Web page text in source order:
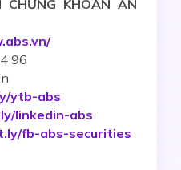
KHOÁN AN
96
ytb-abs
linkedin-abs
fb-abs-securities